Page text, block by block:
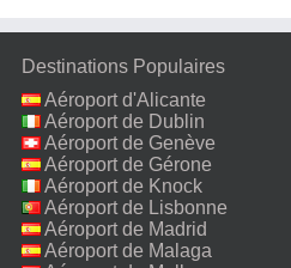
Destinations Populaires
Aéroport d'Alicante
Aéroport de Dublin
Aéroport de Genève
Aéroport de Gérone
Aéroport de Knock
Aéroport de Lisbonne
Aéroport de Madrid
Aéroport de Malaga